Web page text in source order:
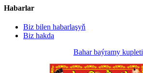
Habarlar
Biz bilen habarlaşyň
Biz hakda
Bahar baýramy kupleti